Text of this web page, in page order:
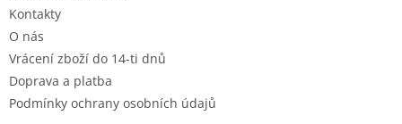
p
i
Kontakty
O nás
Vrácení zboží do 14-ti dnů
Doprava a platba
Podmínky ochrany osobních údajů